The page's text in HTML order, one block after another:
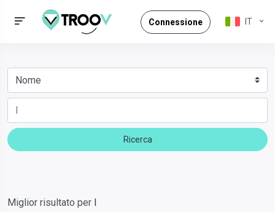
Connessione IT
Ricerca
Miglior risultato per I